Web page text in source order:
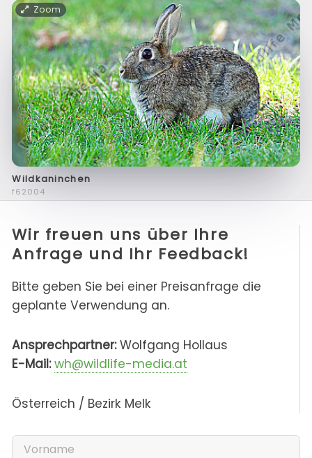
Zoom
Wildkaninchen
f62004
Wir freuen uns über Ihre
Anfrage und Ihr Feedback!
Bitte geben Sie bei einer Preisanfrage die
geplante Verwendung an.
Ansprechpartner:Wolfgang Hollaus
E-Mail: wh@wildlife-media.at
Österreich / Bezirk Melk